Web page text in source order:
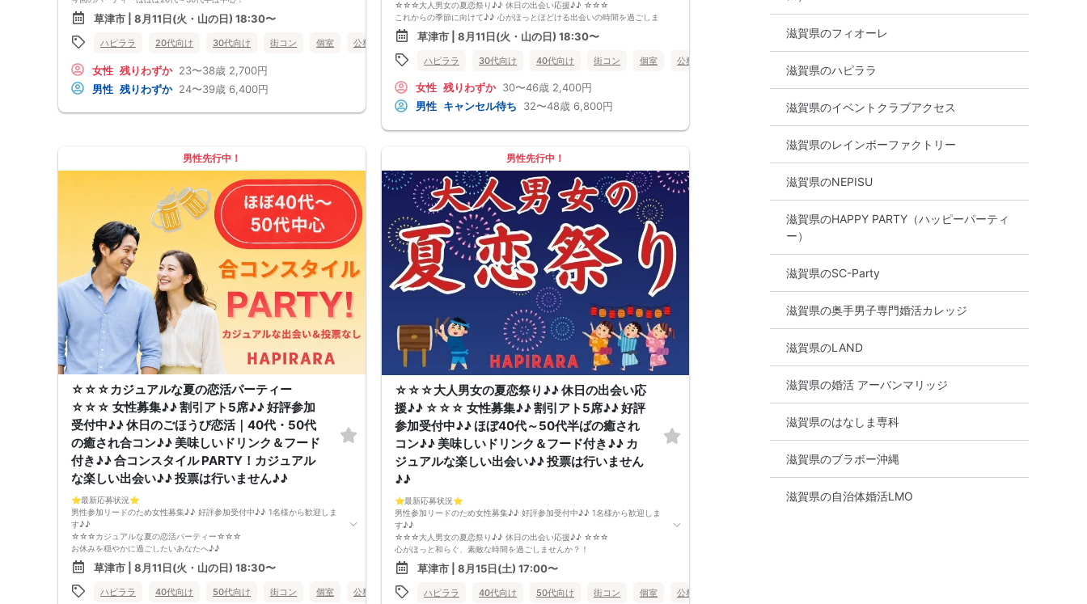
上記同意了承の上お申し込みいただいたとみなします。
イベント当日、イベントの進行をスムーズにする為、スタッフの指示に従
ってください。
「まずは気軽に友達として仲良くなりたい♪♪」
「気になる方とカフェや納涼デートに行ってみたい♪♪」
「良きパートナーを見つけたい♪♪」
そんなあなたにぴったりのコンパ風な出会いイベントをご用意しました♪
皆さんでお話するのはきっと楽しいはず！
「ちょうどいい距離感」から始めませんか？
清潔感のあるお店で気にせずお話を楽しめます。
美味しいドリンクをサービス♡（ソフトドリンク・ノンアルカクテル・カ
クテル・ビール等♪♪）
楽々♪クレジット払い♪
＜申込画面でいずれかを選択ください＞
※お申し込み後、即時でお客様のお席を確保しています♪
規定のキャンセルポリシーが適用されます。ご確認の上、お申込み願いま
男女調整・お席の確保等を行っております運営都合上、ご理解をお願いし
ます。
【会場での受付】
10分前より受付♪
【必ずご確認くださいませ】
開催中のマスク着用は任意とさせていただきます。
草津市 | 8月11日(火・山の日) 18:30〜
ハピララ 20代向け 30代向け 街コン 個室 公務員 食事あり 滋賀県 草津市
女性 残りわずか 23〜38歳 2,700円
男性 残りわずか 24〜39歳 6,400円
☆☆☆大人男女の夏恋祭り♪♪ 休日の出会い応援♪♪ ☆☆☆
これからの季節に向けて♪♪ 心がほっとほどける出会いの時間を過ごしま
せんか？
大人世代のための恋活フェスを開催します♪♪
参加者はほぼ30代〜40代半ばの方が中心♪♪
年齢が近いからこそ、会話が弾みやすく、共感できるポイントもたくさん
「気を使わず自然体で話せる出会いがほしい」という方にぴったりのイベ
ントです。
忙しい日常を少し忘れて、ゆったり話せる半個室の空間をご用意していま
初参加の方でも安心して馴染める、カジュアルで優しい雰囲気です。
「まずはお友達から仲良くなりたい♪」
「気になる人とカフェや納涼デートに行ってみたい♪」
そんな想いにぴったりの コンパ風のライトな恋活イベント です。
どこか懐かしい空気感の中で皆さんでおしゃべりする時間は、きっと笑顔
があふれるはず♪♪
そろそろ・・・前向きなご縁を見つけるきっかけを♡
～開催形式について～
ゆったり着席スタイル♪♪
美味しいドリンクをサービス♡（ソフトドリンク・ノンアルカクテル・カ
クテル・ビール等♪♪）
連絡先交換自由♪♪ 次に繋がりやすい♪♪
当日現金払い♪
楽々♪クレジット払い♪
＜申込画面でいずれかを選択ください＞
※お申し込み後、即時でお客様のお席を確保しています♪
規定のキャンセルポリシーが適用されます。ご確認の上、お申込み願いま
男女調整・お席の確保等を行っております運営都合上、ご理解をお願いし
ます。
【会場での受付】
10分前より受付♪
【ご参加規約】
開催中のマスク着用は任意とさせていただきます。
ドリンクメニュー・フード類については店舗により若干変更する場合があ
ります。
お申込み願います。
お席の確保等を行っております運営都合上、ご理解をお願いします。
最少催行人数2対2～
ただし当日欠席による人数減少は不可抗力のため返金は行いません。
本イベントは貴重な同世代との出会いの場です。
上記同意了承の上お申し込みいただいたとみなします。
イベント当日、イベントの進行をスムーズにする為、スタッフの指示に従
ってください。
草津市 | 8月11日(火・山の日) 18:30〜
ハピララ 30代向け 40代向け 街コン 個室 公務員
女性 残りわずか 30〜46歳 2,400円
男性 キャンセル待ち 32〜48歳 6,800円
男性先行中！
☆☆☆カジュアルな夏の恋活パーティー
☆☆☆ 女性募集♪♪ 割引アト5席♪♪ 好評参加
受付中♪♪ 休日のごほうび恋活｜40代・50代
の癒され合コン♪♪ 美味しいドリンク＆フード
付き♪♪ 合コンスタイル PARTY！カジュアル
な楽しい出会い♪♪ 投票は行いません♪♪
⭐️最新応募状況⭐️
男性参加リードのため女性募集♪♪ 好評参加受付中♪♪ 1名様から歓迎しま
す♪♪
☆☆☆カジュアルな夏の恋活パーティー☆☆☆
お休みを穏やかに過ごしたいあなたへ♪♪
ゆったり気分で出会いを楽しみませんか？
「仕事や家事に追われる中でも、お休みの日はちょっとした癒しとトキメ
キを感じたい」
そんな40代・50代の方へぴったりの、ごほうび合コンです♪♪
草津市 | 8月11日(火・山の日) 18:30〜
ハピララ 40代向け 50代向け 街コン 個室 公務員 食事あり 滋賀県 草津市
男性先行中！
☆☆☆大人男女の夏恋祭り♪♪ 休日の出会い応
援♪♪ ☆☆☆ 女性募集♪♪ 割引アト5席♪♪ 好評
参加受付中♪♪ ほぼ40代～50代半ばの癒され
コン♪♪ 美味しいドリンク＆フード付き♪♪ カ
ジュアルな楽しい出会い♪♪ 投票は行いません
♪♪
⭐️最新応募状況⭐️
男性参加リードのため女性募集♪♪ 好評参加受付中♪♪ 1名様から歓迎しま
す♪♪
☆☆☆大人男女の夏恋祭り♪♪ 休日の出会い応援♪♪ ☆☆☆
心がほっと和らぐ、素敵な時間を過ごしませんか？！
参加者はほぼ40代〜50代半ばの大人男女が中心♪♪
同世代だからこそ趣味や暮らし、これまでの経験など、自然と共感できる
会話が生まれます。
「落ち着いた雰囲気の中で、カジュアルで楽しい出会いがほしい♪♪」
草津市 | 8月15日(土) 17:00〜
ハピララ 40代向け 50代向け 街コン 個室 公務員
滋賀県のフィオーレ
滋賀県のハピララ
滋賀県のイベントクラブアクセス
滋賀県のレインボーファクトリー
滋賀県のNEPISU
滋賀県のHAPPY PARTY（ハッピーパーティ
ー）
滋賀県のSC-Party
滋賀県の奥手男子専門婚活カレッジ
滋賀県のLAND
滋賀県の婚活 アーバンマリッジ
滋賀県のはなしま専科
滋賀県のブラボー沖縄
滋賀県の自治体婚活LMO